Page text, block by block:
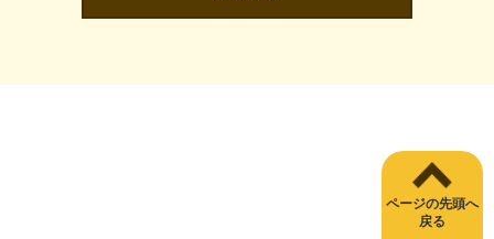
ページの先頭へ
戻る